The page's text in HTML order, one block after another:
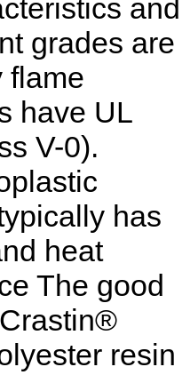
and
grades are
flame
have UL
V-0).
has
heat
The good
resin